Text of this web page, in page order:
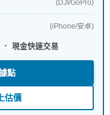
(DJI/GoPro)
(iPhone/安卓)
現金快速交易
點
估價